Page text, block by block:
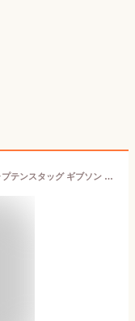
【6月4日20時〜楽天スーパーSALE】 キャプテンスタッグ ギブソン 丸型グリルパン 40cm アウトドア キャンプ バーベキュー 鉄板 大型 UG-8994 防災グッズ 防災用品